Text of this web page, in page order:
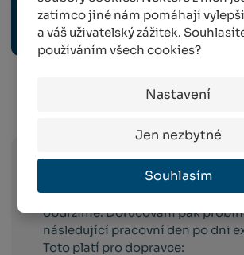
zatímco jiné nám pomáhají
a váš uživatelský zážitek.
používáním všech cookies?
Nastavení
Jen nezbytné
Souhlasím
ROUBOVACÍ KLEŠTE, STROJKY A
skladem expedujeme
pracovní den po dni, ve kterém
obdržíme. Doručování pak
následující pracovní den po dni
Toto platí pro dopravce: